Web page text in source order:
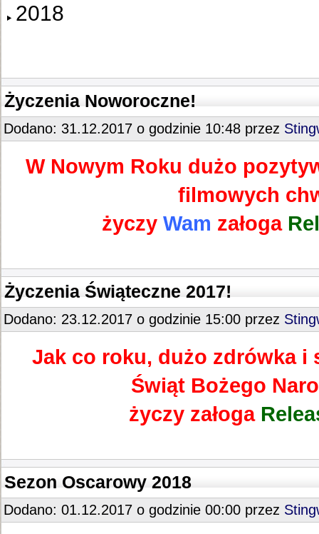
2018
Życzenia Noworoczne!
Dodano: 31.12.2017 o godzinie 10:48 przez
W Nowym Roku dużo
filmowych
życzy Wam załoga
Życzenia Świąteczne 2017!
Dodano: 23.12.2017 o godzinie 15:00 przez
Jak co roku, dużo zdrówka i
Świąt Bożego
życzy załoga
Sezon Oscarowy 2018
Dodano: 01.12.2017 o godzinie 00:00 przez